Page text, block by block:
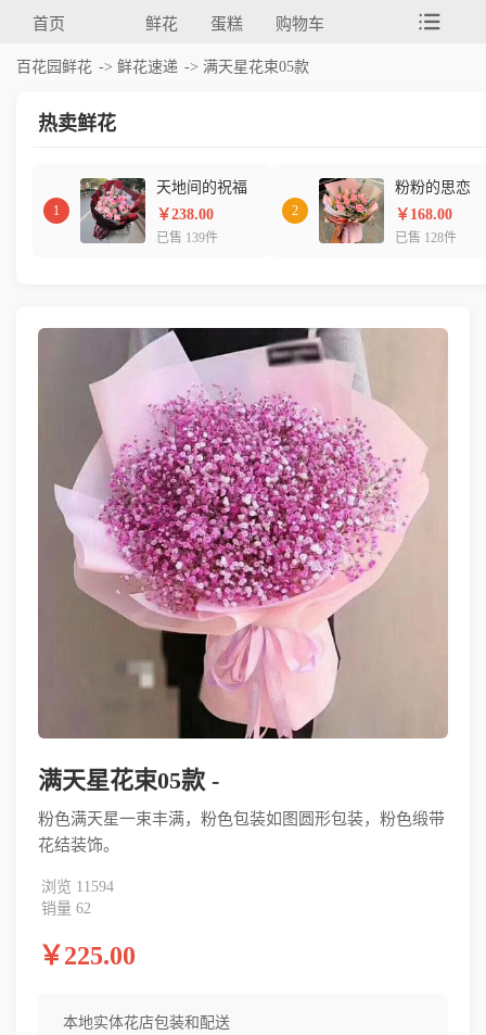
首页 鲜花 蛋糕 购物车
百花园鲜花 -> 鲜花速递 -> 满天星花束05款
热卖鲜花
1
天地间的祝福
￥238.00
已售 139件
2
粉粉的思恋
￥168.00
已售 128件
满天星花束05款 -
粉色满天星一束丰满，粉色包装如图圆形包装，粉色缎带
花结装饰。
浏览 11594
销量 62
￥225.00
本地实体花店包装和配送